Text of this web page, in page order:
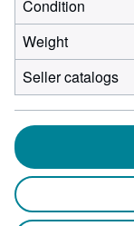
Condition
Weight
Seller catalogs